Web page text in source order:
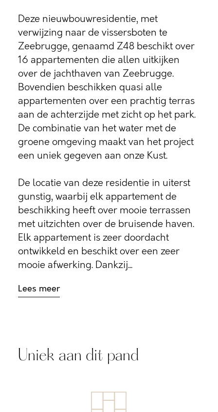
Deze nieuwbouwresidentie, met
verwijzing naar de vissersboten te
Zeebrugge, genaamd Z48 beschikt over
16 appartementen die allen uitkijken
over de jachthaven van Zeebrugge.
Bovendien beschikken quasi alle
appartementen over een prachtig terras
aan de achterzijde met zicht op het park.
De combinatie van het water met de
groene omgeving maakt van het project
een uniek gegeven aan onze Kust.
De locatie van deze residentie in uiterst
gunstig, waarbij elk appartement de
beschikking heeft over mooie terrassen
met uitzichten over de bruisende haven.
Elk appartement is zeer doordacht
ontwikkeld en beschikt over een zeer
mooie afwerking. Dankzij...
Lees meer
Uniek aan dit pand